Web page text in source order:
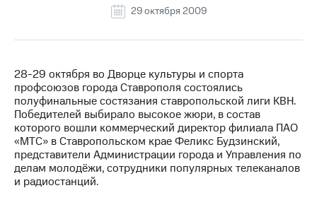
Руководство
Контакты
Медиа-центр
Пресс-
релизы
МТС
о технологиях
о технологиях29 октября 2009
28-29 октября во Дворце культуры и спорта
профсоюзов города Ставрополя состоялись
полуфинальные состязания ставропольской лиги КВН.
Победителей выбирало высокое жюри, в состав
которого вошли коммерческий директор филиала ПАО
«МТС» в Ставропольском крае Феликс Будзинский,
представители Администрации города и Управления по
делам молодёжи, сотрудники популярных телеканалов
и радиостанций.